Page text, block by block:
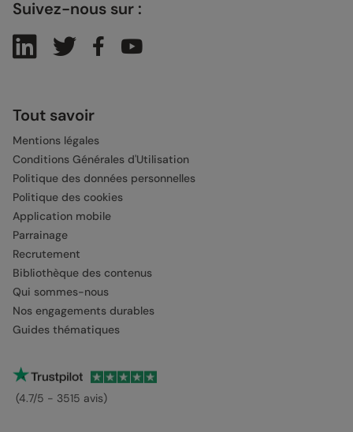
Suivez-nous sur :
Tout savoir
Mentions légales
Conditions Générales d'Utilisation
Politique des données personnelles
Politique des cookies
Application mobile
Parrainage
Recrutement
Bibliothèque des contenus
Qui sommes-nous
Nos engagements durables
Guides thématiques
(4.7/5 - 3515 avis)